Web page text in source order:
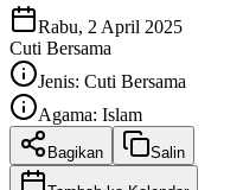
Rabu, 2 April 2025
Cuti Bersama
Jenis: Cuti Bersama
Agama: Islam
Bagikan Salin